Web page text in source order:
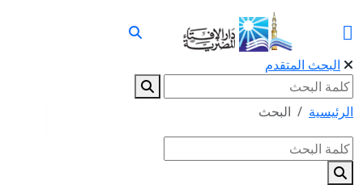
البحث المتقدم
الرئيسية البحث